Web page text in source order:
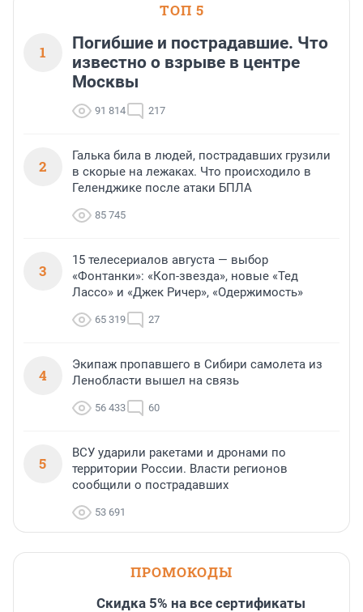
ТОП 5
1
Погибшие и пострадавшие. Что
известно о взрыве в центре
Москвы
91 814 217
2
Галька била в людей, пострадавших грузили
в скорые на лежаках. Что происходило в
Геленджике после атаки БПЛА
85 745
3
15 телесериалов августа — выбор
«Фонтанки»: «Коп-звезда», новые «Тед
Лассо» и «Джек Ричер», «Одержимость»
65 319 27
4
Экипаж пропавшего в Сибири самолета из
Ленобласти вышел на связь
56 433 60
5
ВСУ ударили ракетами и дронами по
территории России. Власти регионов
сообщили о пострадавших
53 691
ПРОМОКОДЫ
Скидка 5% на все сертификаты